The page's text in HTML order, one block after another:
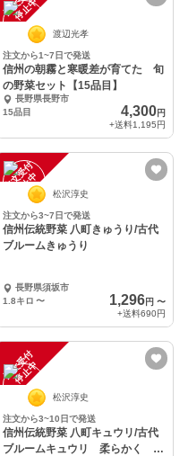
中
渡辺光孝
注文から1~7日で発送
信州の朝霧と寒暖差が育てた 旬
の野菜セット【15品目】
長野県長野市
15品目
4,300円
+送料1,195円
注
文
受
付
停
止
中 松沢淳史
注文から3~7日で発送
信州伝統野菜 八町きゅうり/古代
ブルームきゅうり
長野県須坂市
1.8キロ 〜 1,296円 〜
+送料690円
注
文
受
付
停
止
中
松沢淳史
注文から3~10日で発送
信州伝統野菜 八町キュウリ/古代
ブルームキュウリ 柔らかく 太